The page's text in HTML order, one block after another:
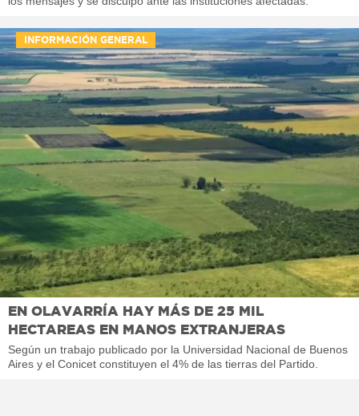
INFORMACIÓN GENERAL
EN OLAVARRÍA HAY MÁS DE 25 MIL
HECTAREAS EN MANOS EXTRANJERAS
Según un trabajo publicado por la Universidad Nacional de Buenos
Aires y el Conicet constituyen el 4% de las tierras del Partido.